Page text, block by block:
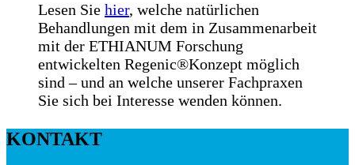
Lesen Sie hier, welche natürlichen
Behandlungen mit dem in Zusammenarbeit
mit der ETHIANUM Forschung
entwickelten Regenic®Konzept möglich
sind – und an welche unserer Fachpraxen
Sie sich bei Interesse wenden können.
KONTAKT